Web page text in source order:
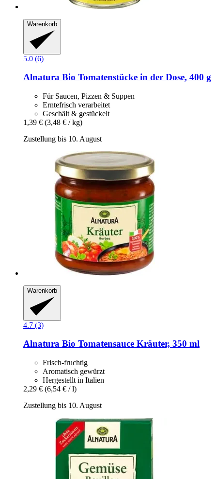
Warenkorb
5.0 (6)
Alnatura Bio Tomatenstücke in der Dose, 400 g
Für Saucen, Pizzen & Suppen
Erntefrisch verarbeitet
Geschält & gestückelt
1,39 € (3,48 € / kg)
Zustellung bis 10. August
Warenkorb
4.7 (3)
Alnatura Bio Tomatensauce Kräuter, 350 ml
Frisch-fruchtig
Aromatisch gewürzt
Hergestellt in Italien
2,29 € (6,54 € / l)
Zustellung bis 10. August